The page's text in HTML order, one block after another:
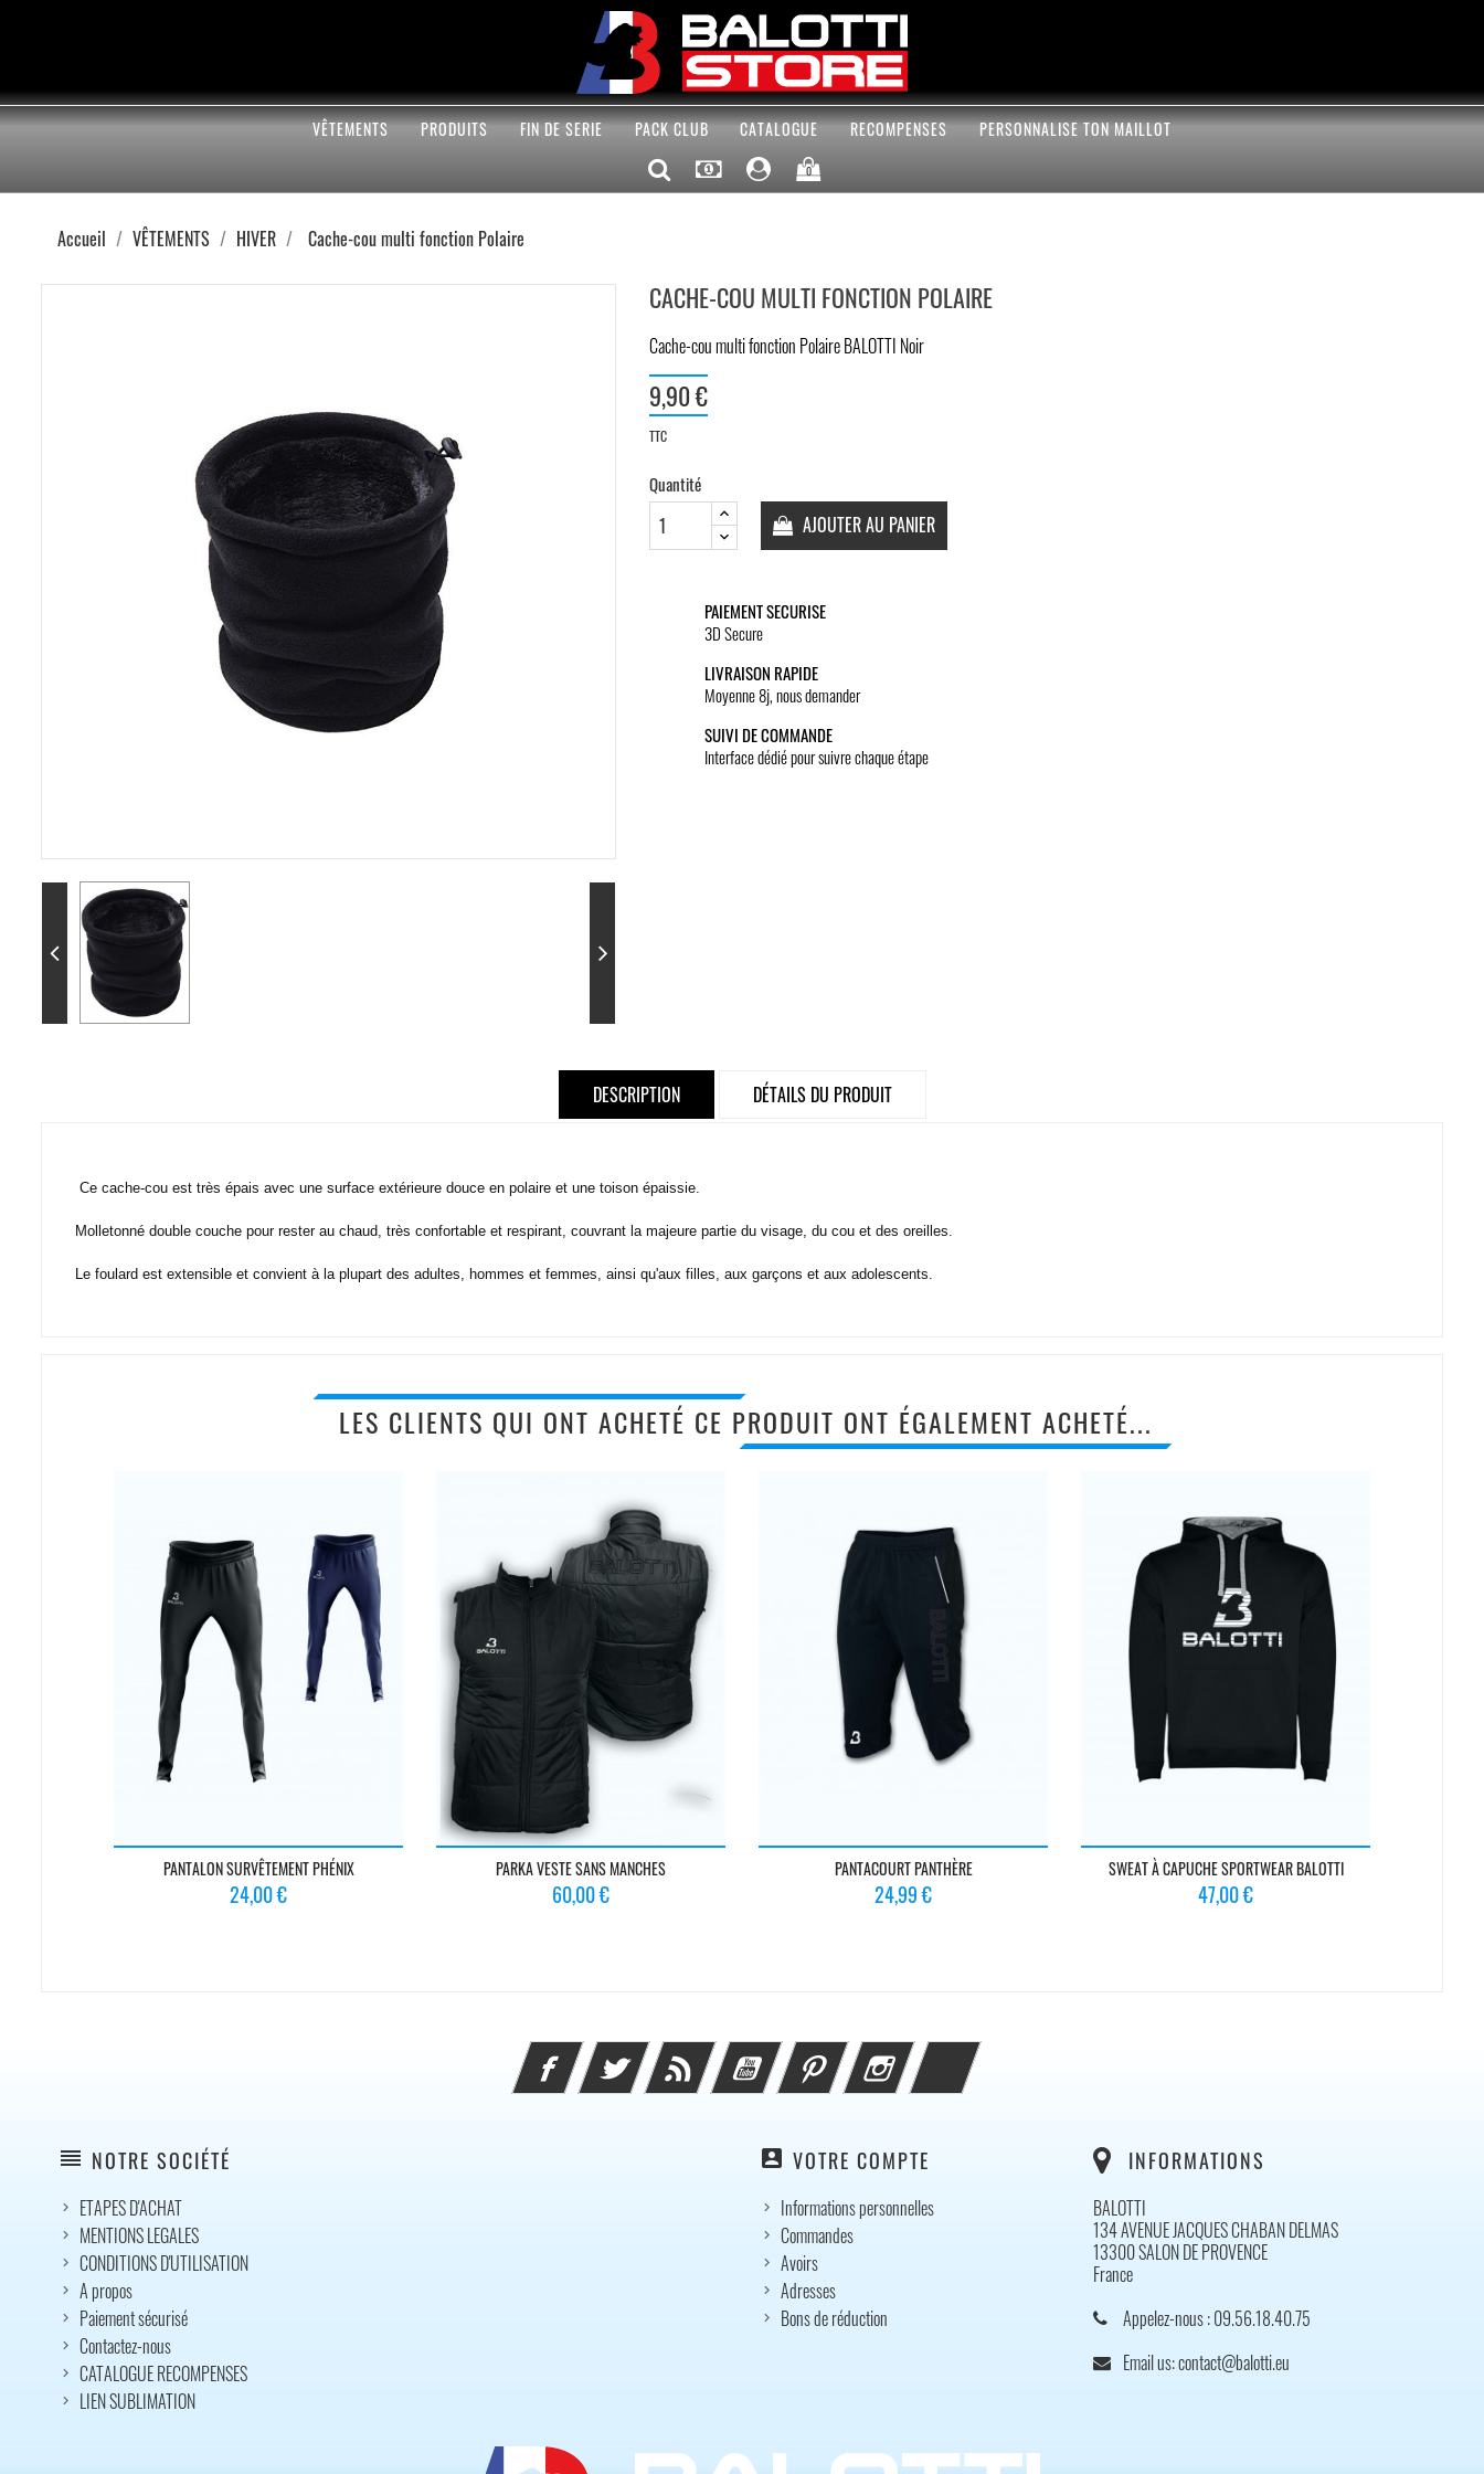
VÊTEMENTS PRODUITS FIN DE SERIE PACK CLUB CATALOGUE RECOMPENSES PERSONNALISE TON MAILLOT
0
Accueil VÊTEMENTS HIVER Cache-cou multi fonction Polaire
CACHE-COU MULTI FONCTION POLAIRE
Cache-cou multi fonction Polaire BALOTTI Noir
9,90 €
TTC
Quantité
AJOUTER AU PANIER
PAIEMENT SECURISE
3D Secure
LIVRAISON RAPIDE
Moyenne 8j, nous demander
SUIVI DE COMMANDE
Interface dédié pour suivre chaque étape
DESCRIPTION DÉTAILS DU PRODUIT
Ce cache-cou est très épais avec une surface extérieure douce en polaire et une toison épaissie.
Molletonné double couche pour rester au chaud, très confortable et respirant, couvrant la majeure partie du visage, du cou et des oreilles.
Le foulard est extensible et convient à la plupart des adultes, hommes et femmes, ainsi qu'aux filles, aux garçons et aux adolescents.
LES CLIENTS QUI ONT ACHETÉ CE PRODUIT ONT ÉGALEMENT ACHETÉ...
PANTALON SURVÊTEMENT PHÉNIX
Prix
24,00 €
PARKA VESTE SANS MANCHES
Prix
60,00 €
PANTACOURT PANTHÈRE
Prix
24,99 €
SWEAT À CAPUCHE SPORTWEAR BALOTTI
Prix
47,00 €
FacebookTwitter Rss YouTube PinterestInstagramLinkedIn
reorder NOTRE SOCIÉTÉ
ETAPES D'ACHAT
MENTIONS LEGALES
CONDITIONS D'UTILISATION
A propos
Paiement sécurisé
Contactez-nous
CATALOGUE RECOMPENSES
LIEN SUBLIMATION
account_box VOTRE COMPTE
Informations personnelles
Commandes
Avoirs
Adresses
Bons de réduction
INFORMATIONS
BALOTTI
134 AVENUE JACQUES CHABAN DELMAS
13300 SALON DE PROVENCE
France
Appelez-nous :09.56.18.40.75
Email us:contact@balotti.eu